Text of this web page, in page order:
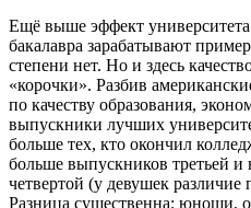
Ещё выше эффект
бакалавра зарабатывают
степени нет. Но и здесь
«корочки». Разбив
по качеству образования,
выпускники лучших
больше тех, кто окончил
больше выпускников третьей
четвертой (у девушек
Разница существенна: юноши,